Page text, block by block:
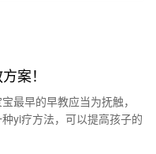
案！
最早的早教应当为抚触，
yi疗方法，可以提高孩子的